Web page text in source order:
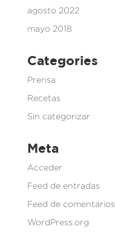
agosto 2022
mayo 2018
Categories
Prensa
Recetas
Sin categorizar
Meta
Acceder
Feed de entradas
Feed de comentarios
WordPress.org